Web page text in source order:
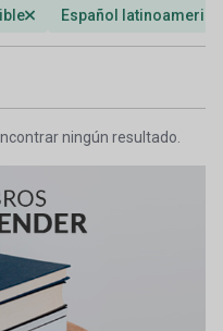
Español
ningún resultado.